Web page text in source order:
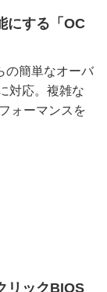
にする「OC
の簡単なオーバ
対応。複雑な
ォーマンスを
リックBIOS